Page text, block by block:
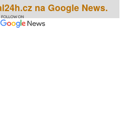
na Google News.